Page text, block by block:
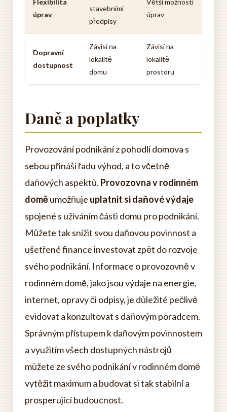
Flexibilita
úprav
stavebními
předpisy
Větší možnosti
úprav
Dopravní
dostupnost
Závisí na
lokalitě
domu
Závisí na
lokalitě
prostoru
Daně a poplatky
Provozování podnikání z pohodlí domova s
sebou přináší řadu výhod, a to včetně
daňových aspektů. Provozovna v rodinném
doměumožňuje uplatnit si daňové výdaje
spojené s užíváním části domu pro podnikání.
Můžete tak snížit svou daňovou povinnost a
ušetřené finance investovat zpět do rozvoje
svého podnikání. Informace o provozovně v
rodinném domě, jako jsou výdaje na energie,
internet, opravy či odpisy, je důležité pečlivě
evidovat a konzultovat s daňovým poradcem.
Správným přístupem k daňovým povinnostem
a využitím všech dostupných nástrojů
můžete ze svého podnikání v rodinném domě
vytěžit maximum a budovat si tak stabilní a
prosperující budoucnost.